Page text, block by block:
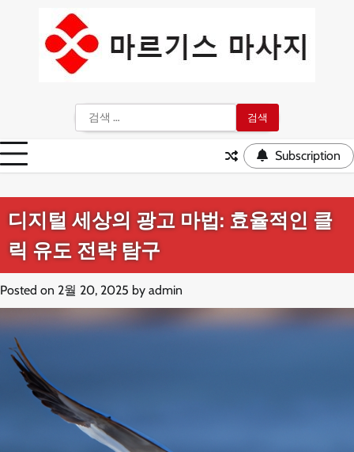
색:
Subscription
디지털 세상의 광고 마법: 효율적인 클
릭 유도 전략 탐구
Posted on 2월 20, 2025 by admin